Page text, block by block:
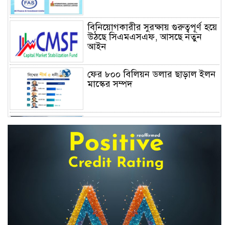
বিনিয়োগকারীর সুরক্ষায় গুরুত্বপূর্ণ হয়ে
উঠছে সিএমএসএফ, আসছে নতুন
আইন
ফের ৮০০ বিলিয়ন ডলার ছাড়াল ইলন
মাস্কের সম্পদ
সংকট, দক্ষতার ঘাটতি এবং
পুনর্জাগরণের রূপরেখা